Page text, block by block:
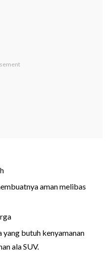
aman melibas
butuh kenyamanan
ala SUV.